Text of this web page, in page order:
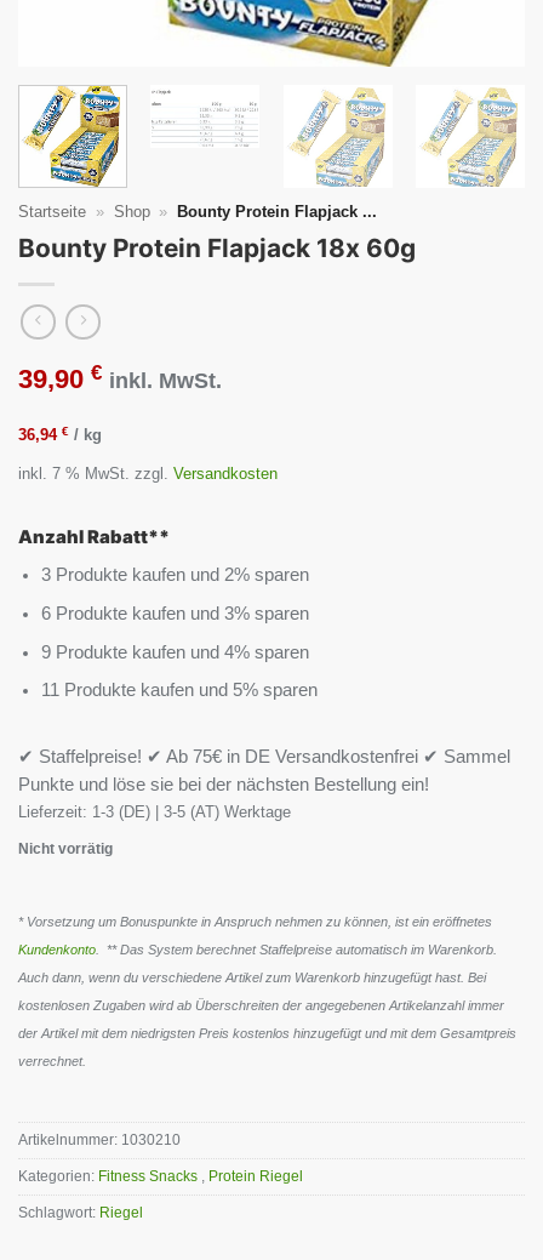
Startseite » Shop » Bounty Protein Flapjack ...
Bounty Protein Flapjack 18x 60g
39,90 € inkl. MwSt.
36,94 € / kg
inkl. 7 % MwSt. zzgl. Versandkosten
Anzahl Rabatt**
3 Produkte kaufen und 2% sparen
6 Produkte kaufen und 3% sparen
9 Produkte kaufen und 4% sparen
11 Produkte kaufen und 5% sparen
✔ Staffelpreise! ✔ Ab 75€ in DE Versandkostenfrei ✔ Sammel
Punkte und löse sie bei der nächsten Bestellung ein!
Lieferzeit: 1-3 (DE) | 3-5 (AT) Werktage
Nicht vorrätig
* Vorsetzung um Bonuspunkte in Anspruch nehmen zu können, ist ein eröffnetes
Kundenkonto . ** Das System berechnet Staffelpreise automatisch im Warenkorb.
Auch dann, wenn du verschiedene Artikel zum Warenkorb hinzugefügt hast. Bei
kostenlosen Zugaben wird ab Überschreiten der angegebenen Artikelanzahl immer
der Artikel mit dem niedrigsten Preis kostenlos hinzugefügt und mit dem Gesamtpreis
verrechnet.
Artikelnummer: 1030210
Kategorien: Fitness Snacks , Protein Riegel
Schlagwort: Riegel